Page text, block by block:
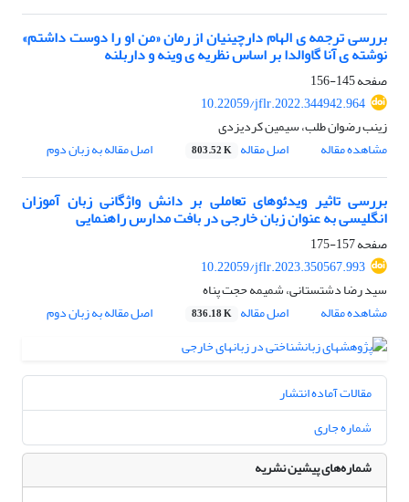
بررسی ترجمه ی الهام دارچینیان از رمان «من او را دوست داشتم»
نوشته ی آنا گاوالدا بر اساس نظریه ی وینه و داربلنه
صفحه145-156
10.22059/jflr.2022.344942.964
زینب رضوان طلب، سیمین کردیزدی
مشاهده مقاله
اصل مقاله 803.52 K اصل مقاله به زبان دوم
بررسی تاثیر ویدئوهای تعاملی بر دانش واژگانی زبان آموزان
انگلیسی به عنوان زبان خارجی در بافت مدارس راهنمایی
صفحه157-175
10.22059/jflr.2023.350567.993
سید رضا دشتستانی، شمیمه حجت پناه
مشاهده مقاله
اصل مقاله 836.18 K اصل مقاله به زبان دوم
مقالات آماده انتشار
شماره جاری
شماره‌های پیشین نشریه